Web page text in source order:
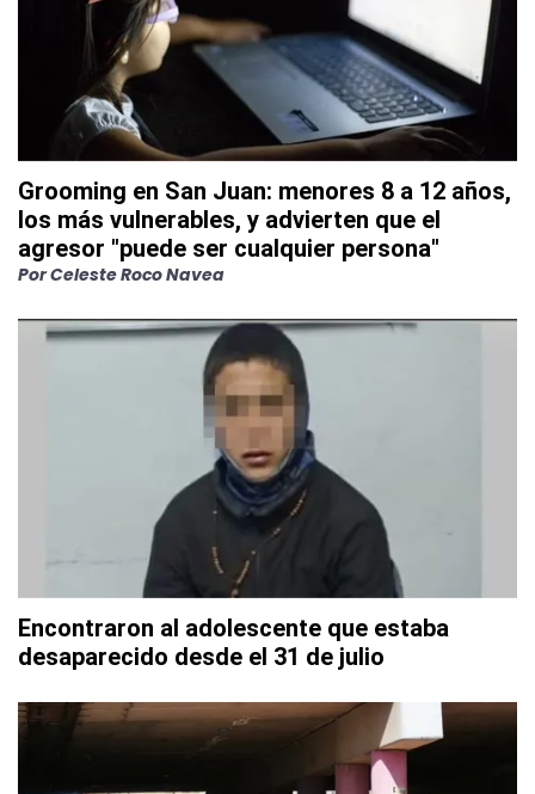
Grooming en San Juan: menores 8 a 12 años,
los más vulnerables, y advierten que el
agresor "puede ser cualquier persona"
PorCeleste Roco Navea
Encontraron al adolescente que estaba
desaparecido desde el 31 de julio